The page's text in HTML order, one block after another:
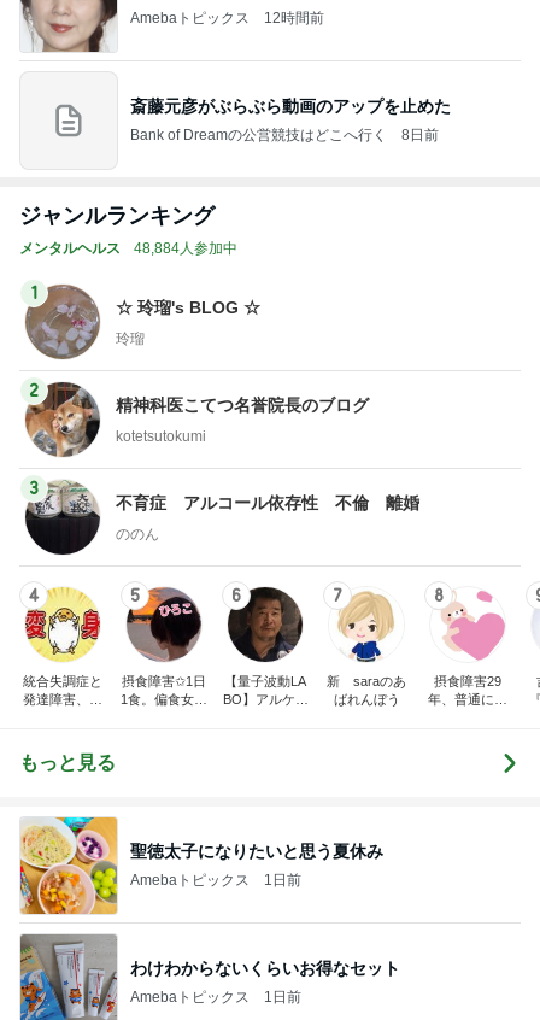
Amebaトピックス 12時間前
斎藤元彦がぶらぶら動画のアップを止めた
Bank of Dreamの公営競技はどこへ行く 8日前
ジャンルランキング
メンタルヘルス 48,884人参加中
1
☆ 玲瑠's BLOG ☆
玲瑠
2
精神科医こてつ名誉院長のブログ
kotetsutokumi
3
不育症 アルコール依存性 不倫 離婚
ののん
4
統合失調症と
発達障害、ゆ
5
摂食障害✩1日
1食。偏食女。
6
【量子波動LA
BO】アルケミ
7
新 saraのあ
ばれんぼう
8
摂食障害29
年、普通に食
もっと見る
聖徳太子になりたいと思う夏休み
Amebaトピックス 1日前
わけわからないくらいお得なセット
Amebaトピックス 1日前